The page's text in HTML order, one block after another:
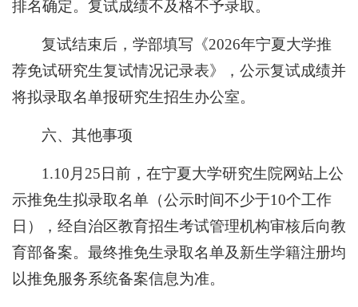
排名确定。复试成绩不及格不予录取。
复试结束后，学部填写《2026年宁夏大学推
荐免试研究生复试情况记录表》，公示复试成绩并
将拟录取名单报研究生招生办公室。
六、其他事项
1.10月25日前，在宁夏大学研究生院网站上公
示推免生拟录取名单（公示时间不少于10个工作
日），经自治区教育招生考试管理机构审核后向教
育部备案。最终推免生录取名单及新生学籍注册均
以推免服务系统备案信息为准。